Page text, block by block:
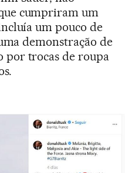
cumpriram um
um pouco de
demonstração de
por trocas de roupa